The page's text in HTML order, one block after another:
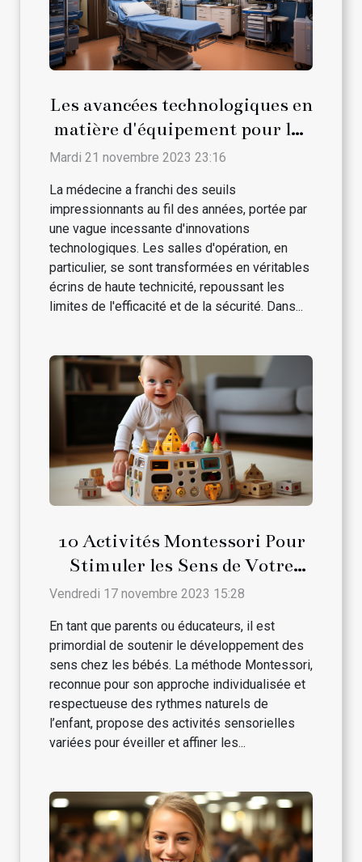
Les avancées technologiques en
matière d'équipement pour les
salles d'opération
Mardi 21 novembre 2023 23:16
La médecine a franchi des seuils
impressionnants au fil des années, portée par
une vague incessante d'innovations
technologiques. Les salles d'opération, en
particulier, se sont transformées en véritables
écrins de haute technicité, repoussant les
limites de l'efficacité et de la sécurité. Dans...
10 Activités Montessori Pour
Stimuler les Sens de Votre
Bébé
Vendredi 17 novembre 2023 15:28
En tant que parents ou éducateurs, il est
primordial de soutenir le développement des
sens chez les bébés. La méthode Montessori,
reconnue pour son approche individualisée et
respectueuse des rythmes naturels de
l’enfant, propose des activités sensorielles
variées pour éveiller et affiner les...